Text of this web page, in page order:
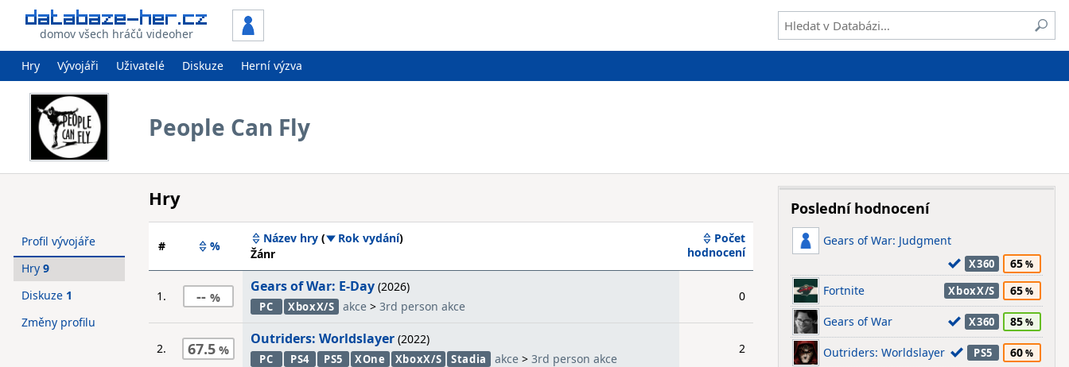
domov všech hráčů videoher
Hry Vývojáři Uživatelé Diskuze Herní výzva
People Can Fly
Hry
# %
Název hry ( Rok vydání)
Žánr
Počet
hodnocení
1. --
Gears of War: E-Day (2026)
PC XboxX/S akce> 3rd person akce
0
2. 67.5
Outriders: Worldslayer (2022)
PC PS4 PS5 XOne XboxX/S Stadia akce >3rd person akce
2
Profil vývojáře
Hry 9
Diskuze 1
Změny profilu
Poslední hodnocení
Gears of War: Judgment
X360
65
Fortnite
XboxX/S 65
Gears of War X360 85
Outriders: Worldslayer PS5 60